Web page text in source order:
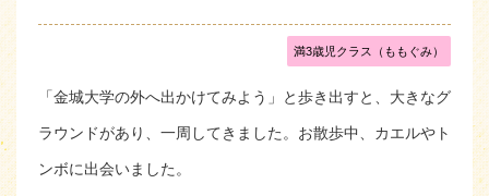
満3歳児クラス（ももぐみ）
「金城大学の外へ出かけてみよう」と歩き出すと、大きなグ
ラウンドがあり、一周してきました。お散歩中、カエルやト
ンボに出会いました。